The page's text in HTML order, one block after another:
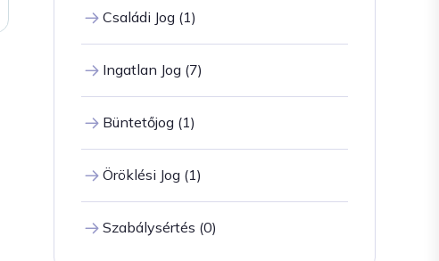
Családi Jog (1)
Ingatlan Jog (7)
Büntetőjog (1)
Öröklési Jog (1)
Szabálysértés (0)